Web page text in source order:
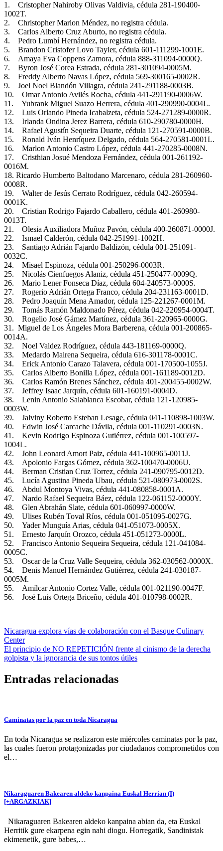
1. Cristopher Nahiroby Olivas Valdivia, cédula 281-190400-
1002T.
2. Christopher Marlon Méndez, no registra cédula.
3. Carlos Alberto Cruz Aburto, no registra cédula.
4. Pedro Lumbí Hernández, no registra cédula.
5. Brandon Cristofer Lovo Tayler, cédula 601-111299-1001E.
6. Amaya Eva Coppens Zamora, cédula 888-311094-0000Q.
7. Byron José Corea Estrada, cédula 281-301094-0005M.
8. Freddy Alberto Navas López, cédula 569-300165-0002R.
9. Joel Noel Blandón Villagra, cédula 241-291188-0003B.
10. Omar Antonio Avilés Rocha, cédula 441-291190-0006W.
11. Yubrank Miguel Suazo Herrera, cédula 401-290990-0004L.
12. Luis Orlando Pineda Icabalzeta, cédula 524-271289-0000R.
13. Irlanda Ondina Jerez Barrera, cédula 610-290780-0000H.
14. Rafael Agustín Sequeira Duarte, cédula 121-270591-0000B.
15. Ronald Iván Henríquez Delgado, cédula 564-270581-0001L.
16. Marlon Antonio Castro López, cédula 441-270285-0008N.
17. Cristhian Josué Mendoza Fernández, cédula 001-261192-
0016M.
18. Ricardo Humberto Baltodano Marcenaro, cédula 281-260960-
0008R.
19. Walter de Jesús Cerrato Rodríguez, cédula 042-260594-
0001K.
20. Cristian Rodrigo Fajardo Caballero, cédula 401-260980-
0013T.
21. Olesia Auxiliadora Muñoz Pavón, cédula 400-260871-0000J.
22. Ismael Calderón, cédula 042-251991-1002H.
23. Santiago Adrián Fajardo Baldizón, cédula 001-251091-
0032C.
24. Misael Espinoza, cédula 001-250296-0003R.
25. Nicolás Cienfuegos Alaniz, cédula 451-250477-0009Q.
26. Mario Lener Fonseca Díaz, cédula 604-240573-0000S.
27. Rogerio Adrián Ortega Franco, cédula 204-231163-0001D.
28. Pedro Joaquín Mena Amador, cédula 125-221267-0001M.
29. Tomás Ramón Maldonado Pérez, cédula 042-220954-0004T.
30. Rogelio José Gámez Martínez, cédula 361-220965-0000G.
31. Miguel de Los Ángeles Mora Barberena, cédula 001-200865-
0014A.
32. Noel Valdez Rodríguez, cédula 443-181169-0000Q.
33. Medardo Mairena Sequeira, cédula 616-301178-0001C.
34. Erick Antonio Carazo Talavera, cédula 001-170500-1055J.
35. Carlos Alberto Bonilla López, cédula 001-161189-0012D.
36. Carlos Ramón Brenes Sánchez, cédula 401-200455-0002W.
37. Jeffrey Isaac Jarquín, cédula 601-160191-0004D.
38. Lenin Antonio Salablanca Escobar, cédula 121-120985-
0003W.
39. Jalviny Roberto Esteban Lesage, cédula 041-110898-1003W.
40. Edwin José Carcache Dávila, cédula 001-110291-0003N.
41. Kevin Rodrigo Espinoza Gutiérrez, cédula 001-100597-
1004L.
42. John Leonard Amort Paiz, cédula 441-100965-0011J.
43. Apolonio Fargas Gómez, cédula 362-100470-0006U.
44. Berman Cristian Cruz Torrez, cédula 241-090795-0012D.
45. Lucía Agustina Pineda Ubau, cédula 521-080973-0002S.
46. Abdul Montoya Vivas, cédula 441-080858-0001A.
47. Nardo Rafael Sequeira Báez, cédula 122-061152-0000Y.
48. Glen Abrahán Slate, cédula 601-060997-0000W.
49. Ulises Rubén Toval Ríos, cédula 001-051095-0027G.
50. Yader Munguía Arias, cédula 041-051073-0005X.
51. Ernesto Jarquín Orozco, cédula 451-051273-0000L.
52. Francisco Antonio Sequeira Sequeira, cédula 121-041084-
0005C.
53. Oscar de la Cruz Valle Sequeira, cédula 362-030562-0000X.
54. Denis Manuel Hernández Gutiérrez, cédula 241-030187-
0005M.
55. Amílcar Antonio Cortez Valle, cédula 001-021190-0047F.
56. José Luis Ortega Briceño, cédula 401-010798-0002R.
Navegación
de
entradas
Nicaragua explora vías de colaboración con el Basque Culinary
Center
El principio de NO REPETICIÓN frente al cinismo de la derecha
golpista y la ignorancia de sus tontos útiles
Entradas relacionadas
Caminatas por la paz en toda Nicaragua
En toda Nicaragua se realizaron este miércoles caminatas por la paz,
las cuales fueron protagonizadas por ciudadanos comprometidos con
el…
Nikaraguaren Bakearen aldeko kanpaina Euskal Herrian (I)
[+ARGAZKIAK]
Nikaraguaren Bakearen aldeko kanpaina abian da, eta Euskal
Herritik gure ekarpena egin nahi diogu. Horregatik, Sandinistak
ekimenetik, gure babes,…